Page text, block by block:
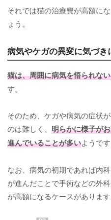
それでは猫の治療費が高額に
ょう。
病気やケガの異変に気づ
猫は、周囲に病気を悟られな
す。
そのため、ケガや病気の症状
のは難しく、 明らかに様子が
進んでいることが多いようです
なお、病気の初期であれば内
が進んだことで手術などの外
が高額になるケースがあります